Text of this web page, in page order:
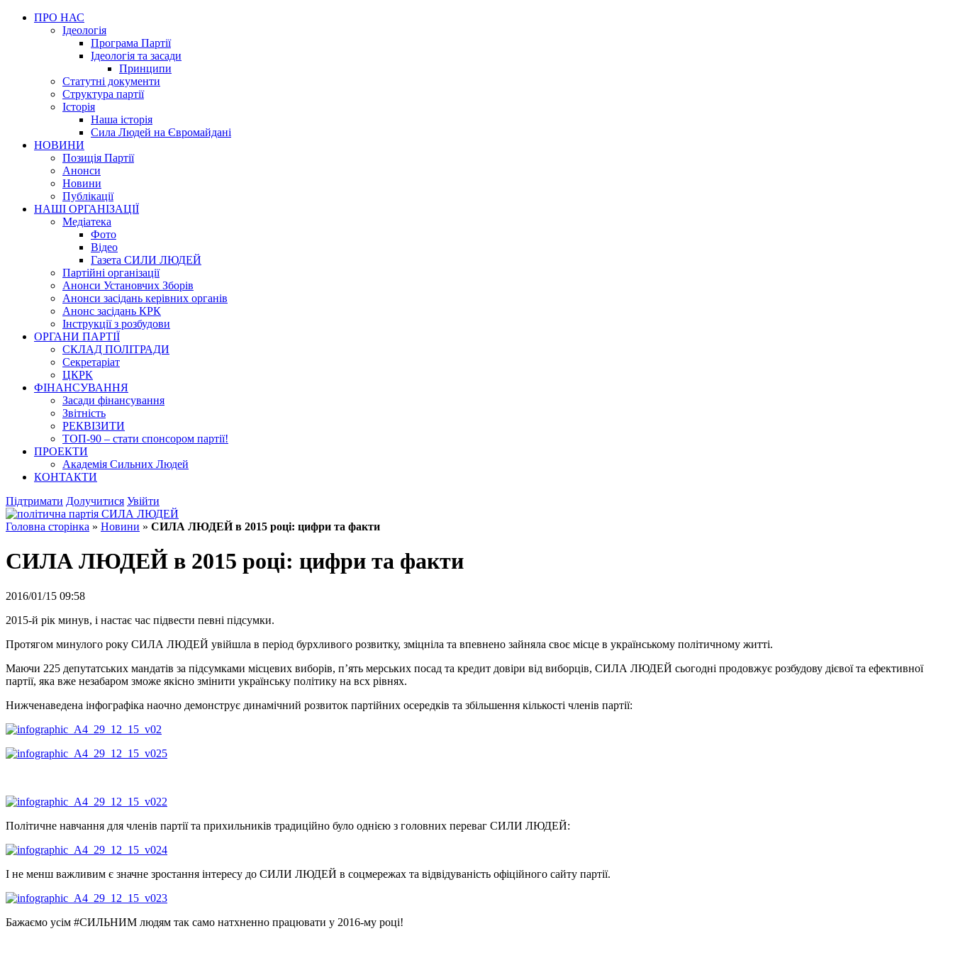
ПРО НАС
Ідеологія
Програма Партії
Ідеологія та засади
Принципи
Статутні документи
Структура партії
Історія
Наша історія
Сила Людей на Євромайдані
НОВИНИ
Позиція Партії
Анонси
Новини
Публікації
НАШІ ОРГАНІЗАЦІЇ
Медіатека
Фото
Відео
Газета СИЛИ ЛЮДЕЙ
Партійні організації
Анонси Установчих Зборів
Анонси засідань керівних органів
Анонс засідань КРК
Інструкції з розбудови
ОРГАНИ ПАРТІЇ
СКЛАД ПОЛІТРАДИ
Секретаріат
ЦКРК
ФІНАНСУВАННЯ
Засади фінансування
Звітність
РЕКВІЗИТИ
ТОП-90 – стати спонсором партії!
ПРОЕКТИ
Академія Сильних Людей
КОНТАКТИ
Підтримати Долучитися Увійти
Головна сторінка » Новини » СИЛА ЛЮДЕЙ в 2015 році: цифри та факти
СИЛА ЛЮДЕЙ в 2015 році: цифри та факти
2016/01/15 09:58
2015-й рік минув, і настає час підвести певні підсумки.
Протягом минулого року СИЛА ЛЮДЕЙ увійшла в період бурхливого розвитку, зміцніла та впевнено зайняла своє місце в українському політичному житті.
Маючи 225 депутатських мандатів за підсумками місцевих виборів, п’ять мерських посад та кредит довіри від виборців, СИЛА ЛЮДЕЙ сьогодні продовжує розбудову дієвої та ефективної
партії, яка вже незабаром зможе якісно змінити українську політику на всх рівнях.
Нижченаведена інфографіка наочно демонструє динамічний розвиток партійних осередків та збільшення кількості членів партії:
Політичне навчання для членів партії та прихильників традиційно було однією з головних переваг СИЛИ ЛЮДЕЙ:
І не менш важливим є значне зростання інтересу до СИЛИ ЛЮДЕЙ в соцмережах та відвідуваність офіційного сайту партії.
Бажаємо усім #СИЛЬНИМ людям так само натхненно працювати у 2016-му році!